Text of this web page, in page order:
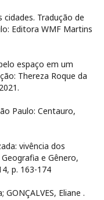
cidades. Tradução de
Editora WMF Martins
espaço em um
Thereza Roque da
Paulo: Centauro,
vivência dos
e Gênero,
p. 163-174
GONÇALVES, Eliane .